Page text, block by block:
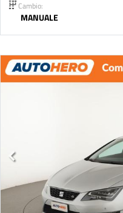
Cambio:
MANUALE